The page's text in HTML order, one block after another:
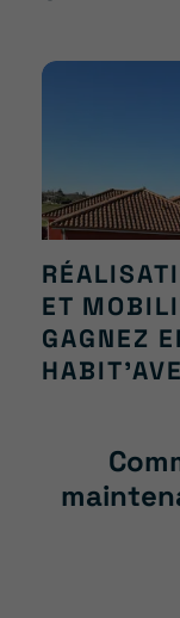
ET
GAGNEZ